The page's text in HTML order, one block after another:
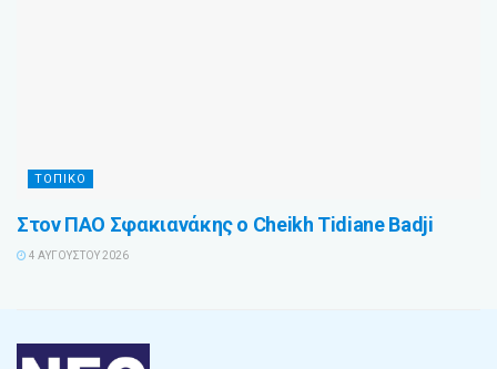
ΤΟΠΙΚΌ
Στον ΠΑΟ Σφακιανάκης ο Cheikh Tidiane Badji
4 ΑΥΓΟΎΣΤΟΥ 2026